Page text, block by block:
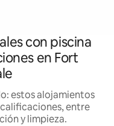
con piscina
en Fort
estos alojamientos
entre
y limpieza.